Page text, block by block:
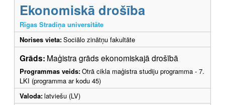
Ekonomiskā drošība
Rīgas Stradiņa universitāte
Norises vieta:Sociālo zinātņu fakultāte
Grāds: Maģistra grāds ekonomiskajā drošībā
Programmas veids:Otrā cikla maģistra studiju programma - 7.
LKI (programma ar kodu 45)
Valoda:latviešu (LV)